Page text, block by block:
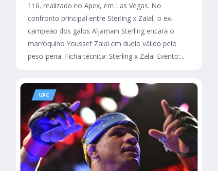
116, realizado no Apex, em Las Vegas. No
confronto principal entre Sterling x Zalal, o ex-
campeão dos galos Aljamain Sterling encara o
marroquino Youssef Zalal em duelo válido pelo
peso-pena. Ficha técnica: Sterling x Zalal Evento:...
UFC